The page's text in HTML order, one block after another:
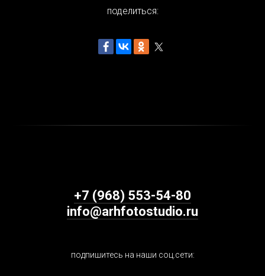
поделиться:
+7 (968) 553-54-80
info@arhfotostudio.ru
подпишитесь на наши соц.сети: